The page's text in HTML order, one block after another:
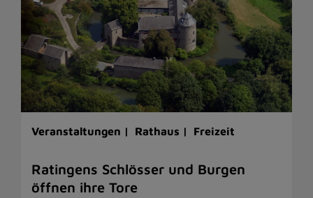
Veranstaltungen | Rathaus | Freizeit
Ratingens Schlösser und Burgen
öffnen ihre Tore